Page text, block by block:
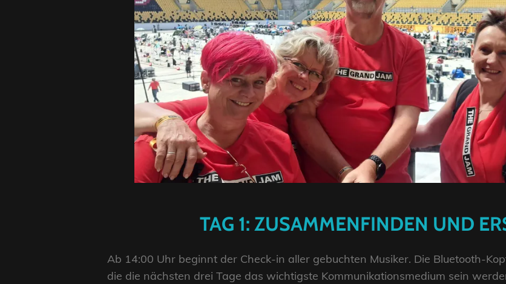
TAG 1: ZUSAMMENFINDEN UND
Ab 14:00 Uhr beginnt der Check-in aller gebuchten Musiker. Die Bluetooth-
die die nächsten drei Tage das wichtigste Kommunikationsmedium sein